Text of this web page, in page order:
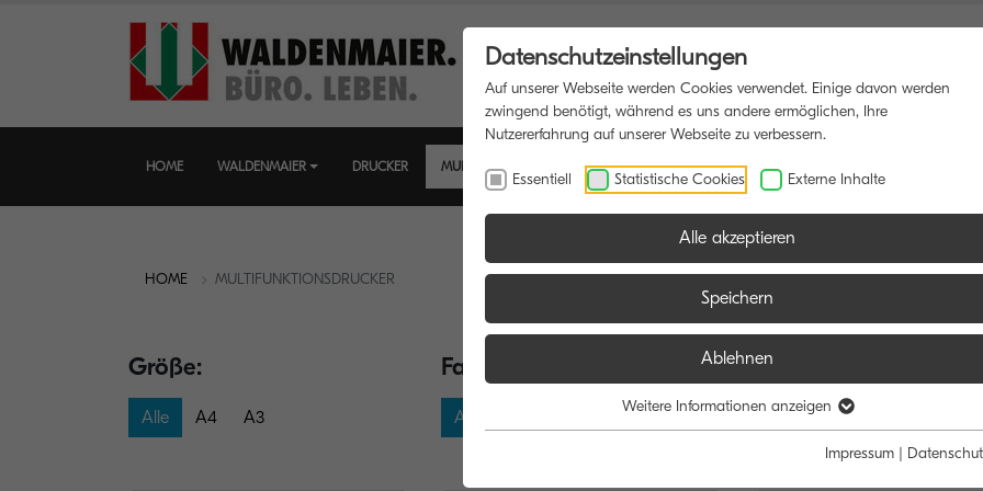
HOME WALDENMAIER DRUCKER MULTIFUNKTIONSDRUCKER SOFTWARE BLOG
HOME MULTIFUNKTIONSDRUCKER
Größe:
Alle A4 A3
Farbe:
Alle Farbe
Funktion:
Alle Scan
Datenschutzeinstellungen
Auf unserer Webseite werden Cookies verwendet. Einige davon werden
zwingend benötigt, während es uns andere ermöglichen, Ihre
Nutzererfahrung auf unserer Webseite zu verbessern.
Essentiell Statistische Cookies Externe Inhalte
Alle akzeptieren
Speichern
Ablehnen
Weitere Informationen anzeigen
Impressum |